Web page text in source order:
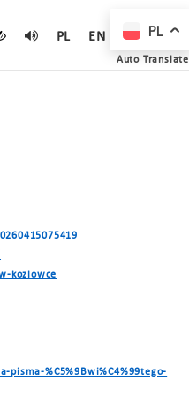
PL EN
kozlowce
%C5%9Bwi%C4%99tego-
PL
Auto Translate